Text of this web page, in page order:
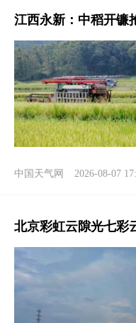
江西永新：中稻开镰
中国天气网 2026-08-07
北京彩虹云隙光七彩